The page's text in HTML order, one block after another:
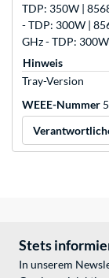
TDP: 350W |
- TDP: 300W |
GHz - TDP: 300W
Hinweis
Tray-Version
WEEE-Nummer
Stets
In unserem